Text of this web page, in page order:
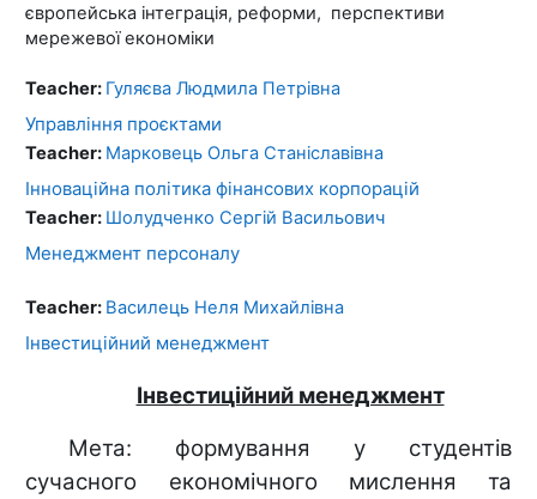
європейська інтеграція, реформи, перспективи
мережевої економіки
Teacher: Гуляєва Людмила Петрівна
Управління проєктами
Teacher: Марковець Ольга Станіславівна
Інноваційна політика фінансових корпорацій
Teacher: Шолудченко Сергiй Васильович
Менеджмент персоналу
Teacher: Василець Неля Михайлівна
Інвестиційний менеджмент
Інвестиційний менеджмент
Мета: формування у студентів
сучасного економічного мислення та